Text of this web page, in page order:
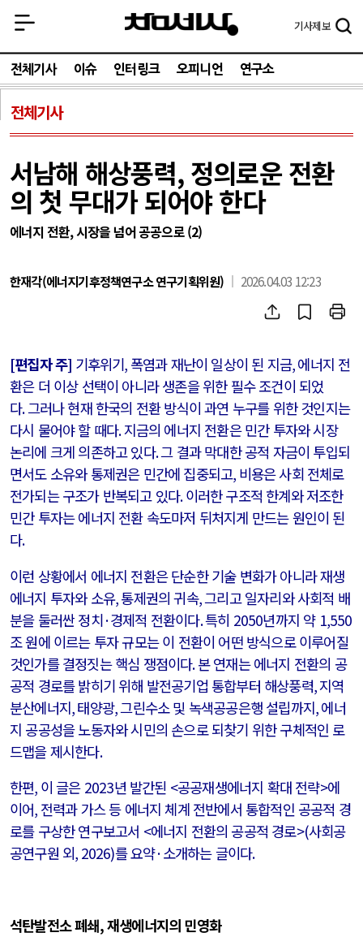
기사제보
전체기사 이슈 인터링크 오피니언 연구소
전체기사
서남해 해상풍력, 정의로운 전환
의 첫 무대가 되어야 한다
에너지 전환, 시장을 넘어 공공으로 (2)
한재각(에너지기후정책연구소 연구기획위원) 2026.04.03 12:23
[편집자 주] 기후위기, 폭염과 재난이 일상이 된 지금,에너지 전
환은 더 이상 선택이 아니라 생존을 위한 필수 조건이 되었
다.그러나 현재 한국의 전환 방식이 과연 누구를 위한 것인지는
다시 물어야 할 때다.지금의 에너지 전환은 민간 투자와 시장
논리에 크게 의존하고 있다.그 결과 막대한 공적 자금이 투입되
면서도 소유와 통제권은 민간에 집중되고, 비용은 사회 전체로
전가되는 구조가 반복되고 있다.이러한 구조적 한계와 저조한
민간 투자는 에너지 전환 속도마저 뒤처지게 만드는 원인이 된
다.
이런 상황에서 에너지 전환은 단순한 기술 변화가 아니라 재생
에너지 투자와 소유,통제권의 귀속,그리고 일자리와 사회적 배
분을 둘러싼 정치·경제적 전환이다.특히 2050년까지 약 1,550
조 원에 이르는 투자 규모는 이 전환이 어떤 방식으로 이루어질
것인가를 결정짓는 핵심 쟁점이다.본 연재는 에너지 전환의 공
공적 경로를 밝히기 위해 발전공기업 통합부터 해상풍력,지역
분산에너지,태양광,그린수소 및 녹색공공은행 설립까지,에너
지 공공성을 노동자와 시민의 손으로 되찾기 위한 구체적인 로
드맵을 제시한다.
한편, 이 글은 2023년 발간된 <공공재생에너지 확대 전략>에
이어, 전력과 가스 등 에너지 체계 전반에서 통합적인 공공적 경
로를 구상한 연구보고서 <에너지 전환의 공공적 경로>(사회공
공연구원 외, 2026)를 요약·소개하는 글이다.
석탄발전소폐쇄,재생에너지의 민영화